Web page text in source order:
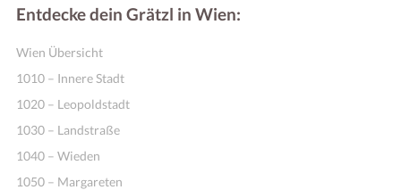
Entdecke dein Grätzl in Wien:
Wien Übersicht
1010 – Innere Stadt
1020 – Leopoldstadt
1030 – Landstraße
1040 – Wieden
1050 – Margareten